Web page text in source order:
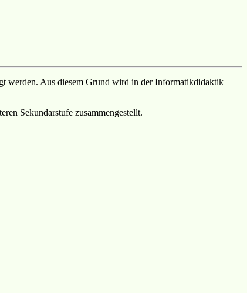
werden. Aus diesem Grund wird in der Informatikdidaktik
Sekundarstufe zusammengestellt.